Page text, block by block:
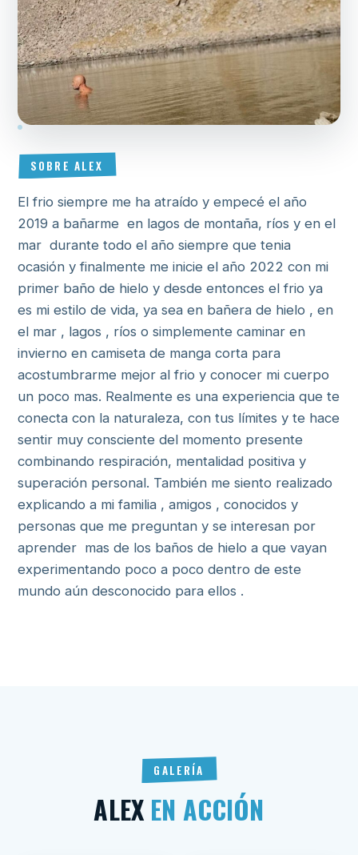
SOBRE ALEX
El frio siempre me ha atraído y empecé el año
2019 a bañarme en lagos de montaña, ríos y en el
mar durante todo el año siempre que tenia
ocasión y finalmente me inicie el año 2022 con mi
primer baño de hielo y desde entonces el frio ya
es mi estilo de vida, ya sea en bañera de hielo , en
el mar , lagos , ríos o simplemente caminar en
invierno en camiseta de manga corta para
acostumbrarme mejor al frio y conocer mi cuerpo
un poco mas. Realmente es una experiencia que te
conecta con la naturaleza, con tus límites y te hace
sentir muy consciente del momento presente
combinando respiración, mentalidad positiva y
superación personal. También me siento realizado
explicando a mi familia , amigos , conocidos y
personas que me preguntan y se interesan por
aprender mas de los baños de hielo a que vayan
experimentando poco a poco dentro de este
mundo aún desconocido para ellos .
GALERÍA
ALEX EN ACCIÓN